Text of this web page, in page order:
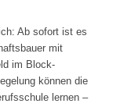
Ab sofort ist es
mit
im Block-
können die
lernen –